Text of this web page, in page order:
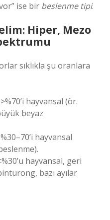
ise bir beslenme tipi.
Hiper, Mezo
sıklıkla şu oranlara
hayvansal (ör.
beyaz
hayvansal
hayvansal, geri
bazı ayılar